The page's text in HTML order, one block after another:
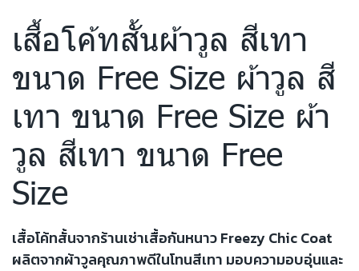
เสื้อโค้ทสั้นผ้าวูล สีเทา
ขนาด Free Size ผ้าวูล สี
เทา ขนาด Free Size ผ้า
วูล สีเทา ขนาด Free
Size
เสื้อโค้ทสั้นจากร้านเช่าเสื้อกันหนาว Freezy Chic Coat
ผลิตจากผ้าวูลคุณภาพดีในโทนสีเทา มอบความอบอุ่นและ